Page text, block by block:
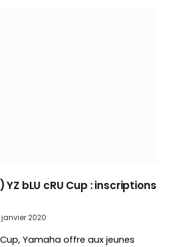
bLU cRU Cup : inscriptions
janvier 2020
Cup, Yamaha offre aux jeunes